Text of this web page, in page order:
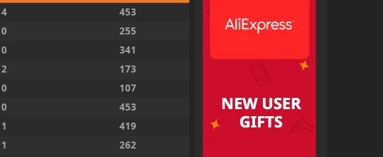
4
453
0
255
0
341
2
173
0
107
0
453
1
419
1
262